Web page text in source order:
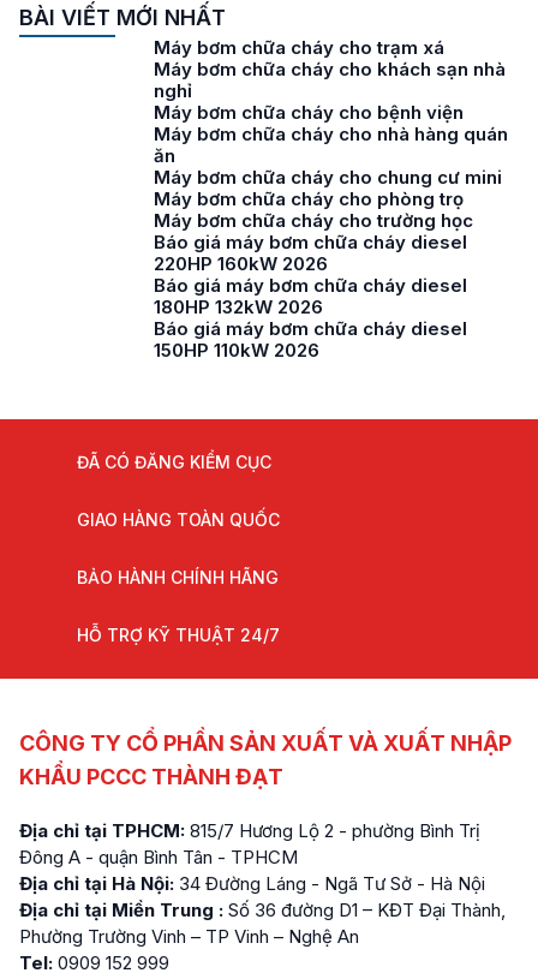
BÀI VIẾT MỚI NHẤT
Máy bơm chữa cháy cho trạm xá
Máy bơm chữa cháy cho khách sạn nhà
nghỉ
Máy bơm chữa cháy cho bệnh viện
Máy bơm chữa cháy cho nhà hàng quán
ăn
Máy bơm chữa cháy cho chung cư mini
Máy bơm chữa cháy cho phòng trọ
Máy bơm chữa cháy cho trường học
Báo giá máy bơm chữa cháy diesel
220HP 160kW 2026
Báo giá máy bơm chữa cháy diesel
180HP 132kW 2026
Báo giá máy bơm chữa cháy diesel
150HP 110kW 2026
ĐÃ CÓ ĐĂNG KIỂM CỤC
GIAO HÀNG TOÀN QUỐC
BẢO HÀNH CHÍNH HÃNG
HỖ TRỢ KỸ THUẬT 24/7
CÔNG TY CỔ PHẦN SẢN XUẤT VÀ XUẤT NHẬP
KHẨU PCCC THÀNH ĐẠT
Địa chỉ tại TPHCM: 815/7 Hương Lộ 2 - phường Bình Trị
Đông A - quận Bình Tân - TPHCM
Địa chỉ tại Hà Nội: 34 Đường Láng - Ngã Tư Sở - Hà Nội
Địa chỉ tại Miền Trung : Số 36 đường D1 – KĐT Đại Thành,
Phường Trường Vinh – TP Vinh – Nghệ An
Tel: 0909 152 999